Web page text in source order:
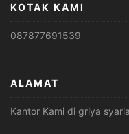
KOTAK KAMI
087877691539
ALAMAT
Kantor Kami di griya